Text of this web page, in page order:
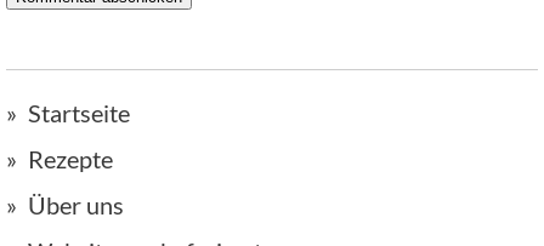
Startseite
Rezepte
Über uns